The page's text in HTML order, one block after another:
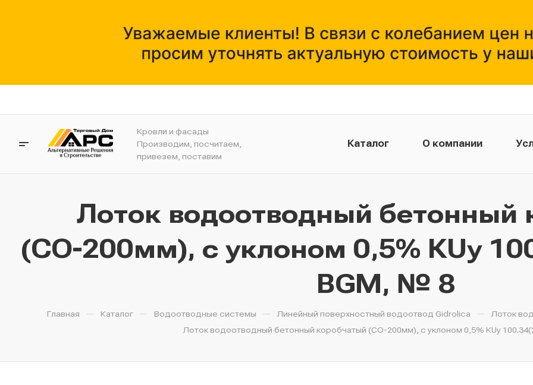
Кровли и фасады
Производим, посчитаем,
привезем, поставим
Каталог О компании
Лоток водоотводный бетонный
(СО-200мм), с уклоном 0,5% КUу
BGМ, № 8
Главная — Каталог — Водоотводные системы — Линейный поверхностный водоотвод Gidrolica —
Лоток
Лоток водоотводный бетонный коробчатый (СО-200мм), с уклоном 0,5% КUу